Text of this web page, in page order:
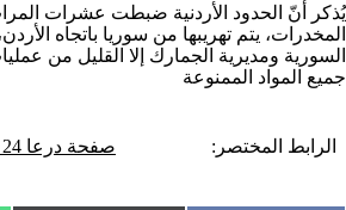
يُذكر أنّ الحدود الأردنية ضبطت عشرات
المخدرات، يتم تهريبها من سوريا باتجاه
السورية ومديرية الجمارك إلا القليل من
جميع المواد الممنوعة
الرابط المختصر: صفحة درعا 24 على تويتر